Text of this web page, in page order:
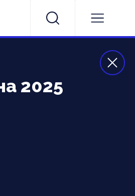
2025